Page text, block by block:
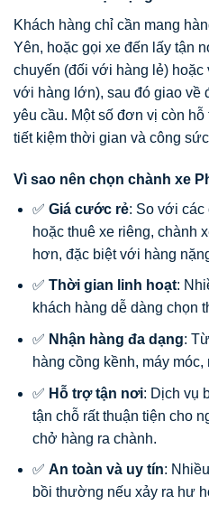
Khách hàng chỉ cần mang
Yên, hoặc gọi xe đến lấy tận
chuyến (đối với hàng lẻ) hoặc
với hàng lớn), sau đó giao về
yêu cầu. Một số đơn vị còn
tiết kiệm thời gian và công
Vì sao nên chọn chành xe
✅ Giá cước rẻ: So với các
hoặc thuê xe riêng, chành
hơn, đặc biệt với hàng
✅ Thời gian linh hoạt:
khách hàng dễ dàng chọn
✅ Nhận hàng đa dạng:
hàng cồng kềnh, máy
✅ Hỗ trợ tận nơi: Dịch vụ
tận chỗ rất thuận tiện cho
chở hàng ra chành.
✅ An toàn và uy tín:
bồi thường nếu xảy ra hư